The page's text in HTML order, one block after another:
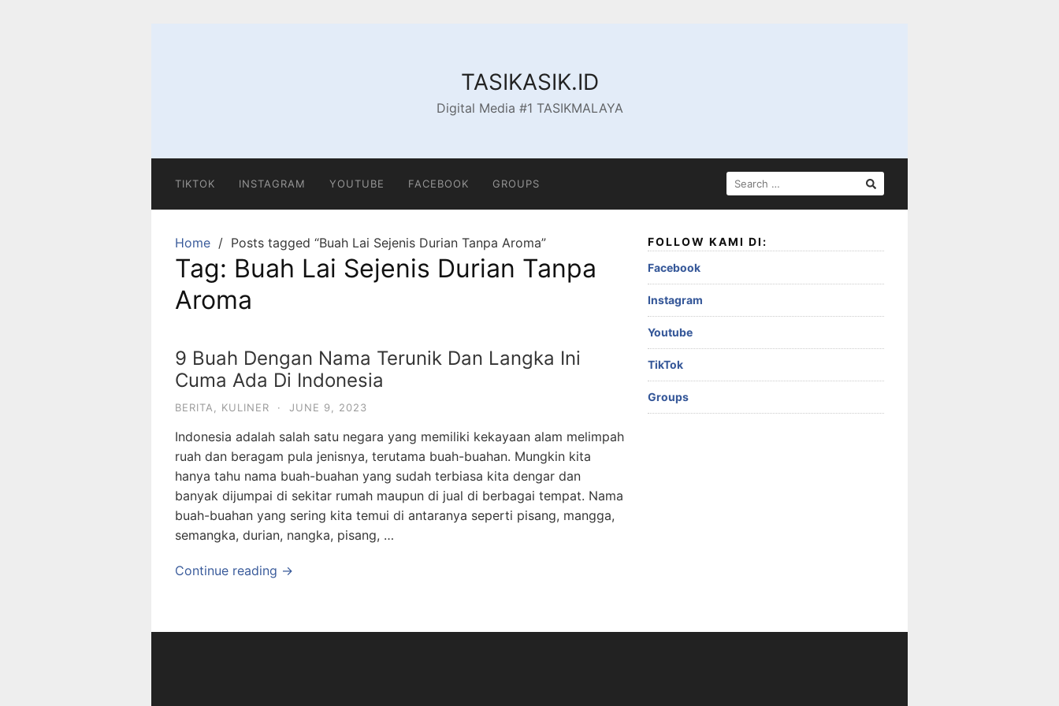
TASIKASIK.ID
Digital Media #1 TASIKMALAYA
TIKTOK INSTAGRAM YOUTUBE FACEBOOK GROUPS
SEARCH
FOR:
Home Posts tagged “Buah Lai Sejenis Durian Tanpa Aroma”
Tag: Buah Lai Sejenis Durian Tanpa
Aroma
9 Buah Dengan Nama Terunik Dan Langka Ini
Cuma Ada Di Indonesia
BERITA KULINER · JUNE 9, 2023
Indonesia adalah salah satu negara yang memiliki kekayaan alam melimpah
ruah dan beragam pula jenisnya, terutama buah-buahan. Mungkin kita
hanya tahu nama buah-buahan yang sudah terbiasa kita dengar dan
banyak dijumpai di sekitar rumah maupun di jual di berbagai tempat. Nama
buah-buahan yang sering kita temui di antaranya seperti pisang, mangga,
semangka, durian, nangka, pisang, …
Continue reading →
FOLLOW KAMI DI:
Facebook
Instagram
Youtube
TikTok
Groups